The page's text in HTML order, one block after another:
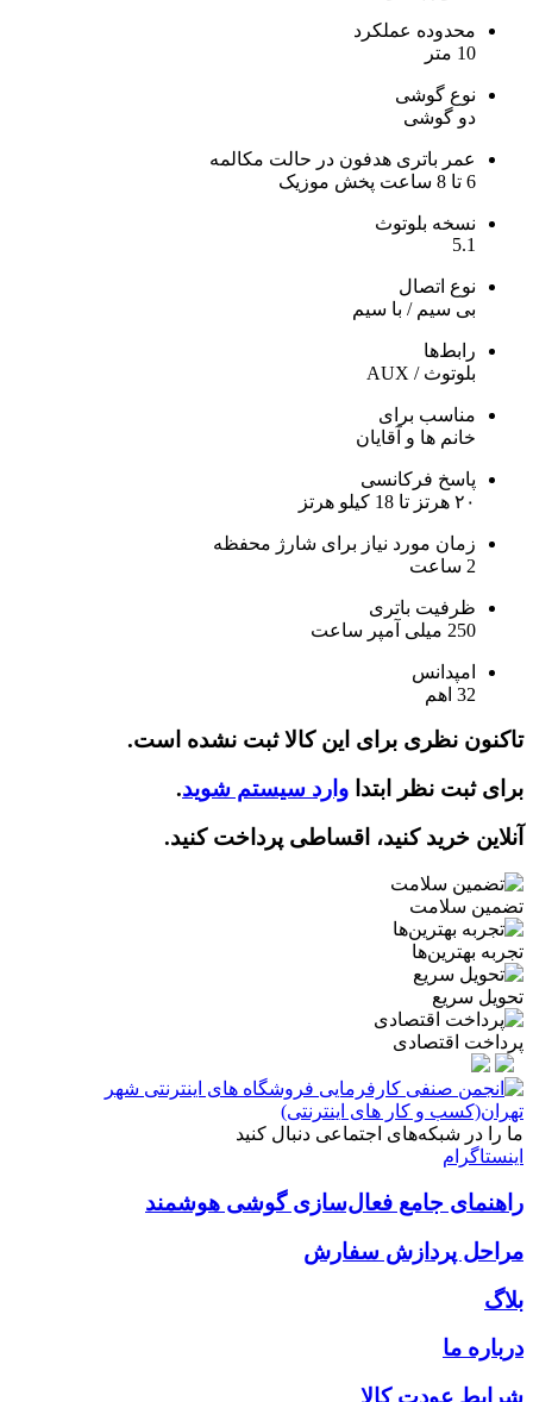
محدوده عملکرد
10 متر
نوع گوشی
دو گوشی
عمر باتری هدفون در حالت مکالمه
6 تا 8 ساعت پخش موزیک
نسخه بلوتوث
5.1
نوع اتصال
بی سیم / با سیم
رابط‌ها
بلوتوث / AUX
مناسب برای
خانم ها و آقایان
پاسخ فرکانسی
۲۰ هرتز تا 18 کیلو هرتز
زمان مورد نیاز برای شارژ محفظه
2 ساعت
ظرفیت باتری
250 میلی آمپر ساعت
امپدانس
32 اهم
تاکنون نظری برای این کالا ثبت نشده است.
برای ثبت نظر ابتدا وارد سیستم شوید.
آنلاین خرید کنید، اقساطی پرداخت کنید.
تضمین سلامت
تجربه بهترین‌ها
تحویل سریع
پرداخت اقتصادی
ما را در شبکه‌های اجتماعی دنبال کنید
اینستاگرام
راهنمای جامع فعال‌سازی گوشی هوشمند
مراحل پردازش سفارش
بلاگ
درباره ما
شرایط عودت کالا